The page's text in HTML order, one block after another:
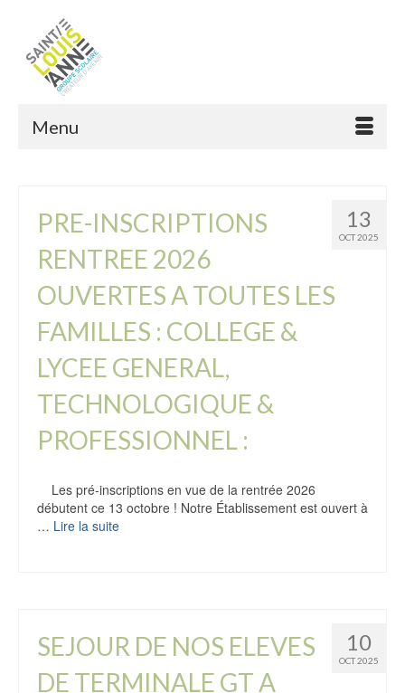
Menu
13
OCT 2025
PRE-INSCRIPTIONS
RENTREE 2026
OUVERTES A TOUTES LES
FAMILLES : COLLEGE &
LYCEE GENERAL,
TECHNOLOGIQUE &
PROFESSIONNEL :
Les pré-inscriptions en vue de la rentrée 2026
débutent ce 13 octobre ! Notre Établissement est ouvert à
… Lire la suite
10
OCT 2025
SEJOUR DE NOS ELEVES
DE TERMINALE GT A